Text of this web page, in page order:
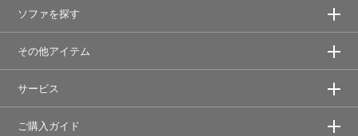
ソファを探す
その他アイテム
サービス
ご購入ガイド